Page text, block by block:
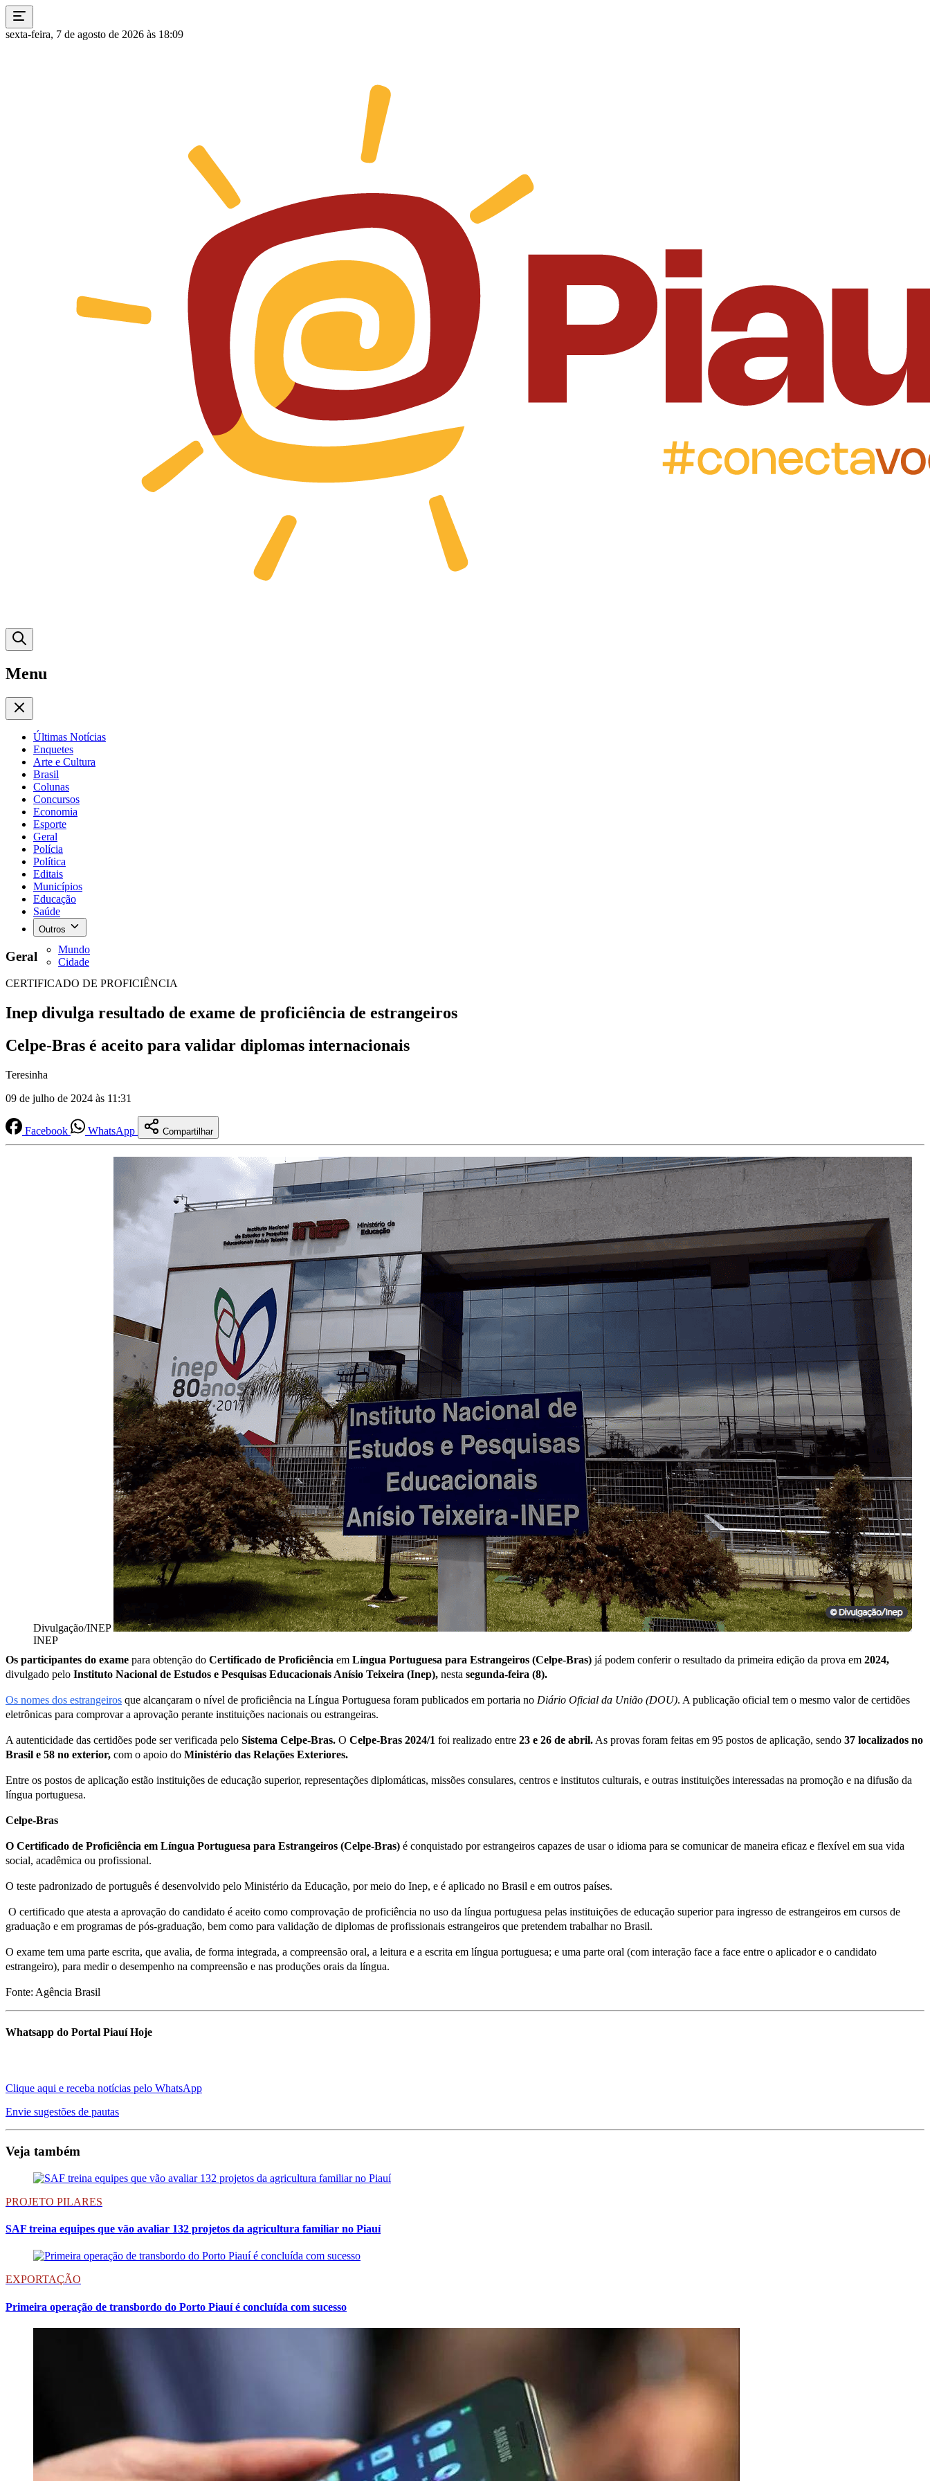
sexta-feira, 7 de agosto de 2026 às 18:09
Menu
Últimas Notícias
Enquetes
Arte e Cultura
Brasil
Colunas
Concursos
Economia
Esporte
Geral
Polícia
Política
Editais
Municípios
Educação
Saúde
Outros
Mundo
Cidade
Geral
CERTIFICADO DE PROFICIÊNCIA
Inep divulga resultado de exame de proficiência de estrangeiros
Celpe-Bras é aceito para validar diplomas internacionais
Teresinha
09 de julho de 2024 às 11:31
Facebook WhatsApp Compartilhar
Divulgação/INEP
INEP
Os participantes do exame para obtenção do Certificado de Proficiência em Língua Portuguesa para Estrangeiros (Celpe-Bras) já podem conferir o resultado da primeira edição da prova em 2024,
divulgado pelo Instituto Nacional de Estudos e Pesquisas Educacionais Anísio Teixeira (Inep), nesta segunda-feira (8).
Os nomes dos estrangeiros que alcançaram o nível de proficiência na Língua Portuguesa foram publicados em portaria no Diário Oficial da União (DOU). A publicação oficial tem o mesmo valor de certidões
eletrônicas para comprovar a aprovação perante instituições nacionais ou estrangeiras.
A autenticidade das certidões pode ser verificada pelo Sistema Celpe-Bras. O Celpe-Bras 2024/1 foi realizado entre 23 e 26 de abril. As provas foram feitas em 95 postos de aplicação, sendo 37 localizados no
Brasil e 58 no exterior, com o apoio do Ministério das Relações Exteriores.
Entre os postos de aplicação estão instituições de educação superior, representações diplomáticas, missões consulares, centros e institutos culturais, e outras instituições interessadas na promoção e na difusão da
língua portuguesa.
Celpe-Bras
O Certificado de Proficiência em Língua Portuguesa para Estrangeiros (Celpe-Bras) é conquistado por estrangeiros capazes de usar o idioma para se comunicar de maneira eficaz e flexível em sua vida
social, acadêmica ou profissional.
O teste padronizado de português é desenvolvido pelo Ministério da Educação, por meio do Inep, e é aplicado no Brasil e em outros países.
O certificado que atesta a aprovação do candidato é aceito como comprovação de proficiência no uso da língua portuguesa pelas instituições de educação superior para ingresso de estrangeiros em cursos de
graduação e em programas de pós-graduação, bem como para validação de diplomas de profissionais estrangeiros que pretendem trabalhar no Brasil.
O exame tem uma parte escrita, que avalia, de forma integrada, a compreensão oral, a leitura e a escrita em língua portuguesa; e uma parte oral (com interação face a face entre o aplicador e o candidato
estrangeiro), para medir o desempenho na compreensão e nas produções orais da língua.
Fonte: Agência Brasil
Whatsapp do Portal Piauí Hoje
Clique aqui e receba notícias pelo WhatsApp
Envie sugestões de pautas
Veja também
PROJETO PILARES
SAF treina equipes que vão avaliar 132 projetos da agricultura familiar no Piauí
EXPORTAÇÃO
Primeira operação de transbordo do Porto Piauí é concluída com sucesso